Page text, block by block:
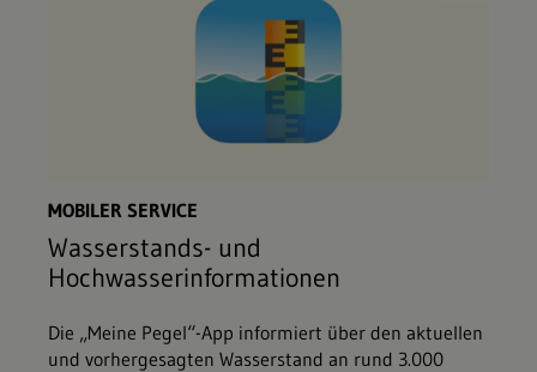
MOBILER SERVICE
Wasserstands- und
Hochwasserinformationen
Die „Meine Pegel“-App informiert über den aktuellen
und vorhergesagten Wasserstand an rund 3.000